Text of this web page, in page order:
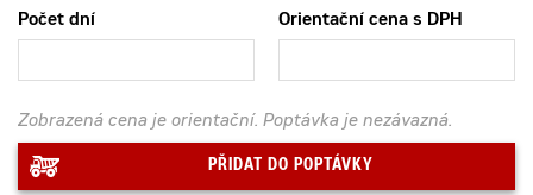
Počet dní Orientační cena s DPH
Zobrazená cena je orientační. Poptávka je nezávazná.
PŘIDAT DO POPTÁVKY